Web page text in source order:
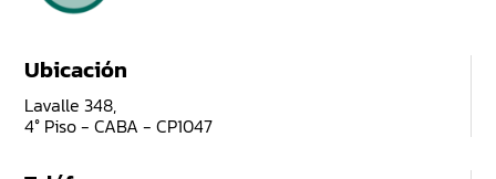
Ubicación
Lavalle 348,
4° Piso - CABA - CP1047